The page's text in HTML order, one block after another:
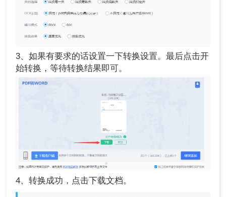
3、如果有要求的话设置一下转换设置。最后点击开
始转换，等待转换结果即可。
4、转换成功，点击下载文档。